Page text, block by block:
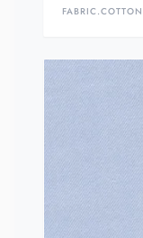
FABRIC.COTTON